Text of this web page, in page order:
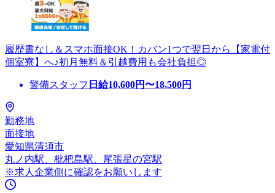
履歴書なし＆スマホ面接OK！カバン1つで翌日から【家電付
個室寮】へ♪初月無料＆引越費用も会社負担◎
警備スタッフ 日給10,600円〜18,500円
勤務地
面接地
愛知県清須市
丸ノ内駅、枇杷島駅、尾張星の宮駅
※求人企業側に確認をお願いします